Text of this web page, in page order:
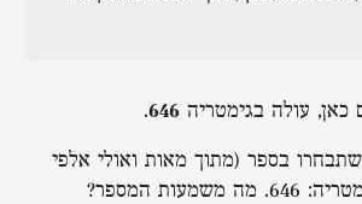
עולה בגימטריה 646
.
בספר (מתוך מאות ואולי אלפי
משפטים) עולה בגימטריה: 646. מה משמעות המספר?